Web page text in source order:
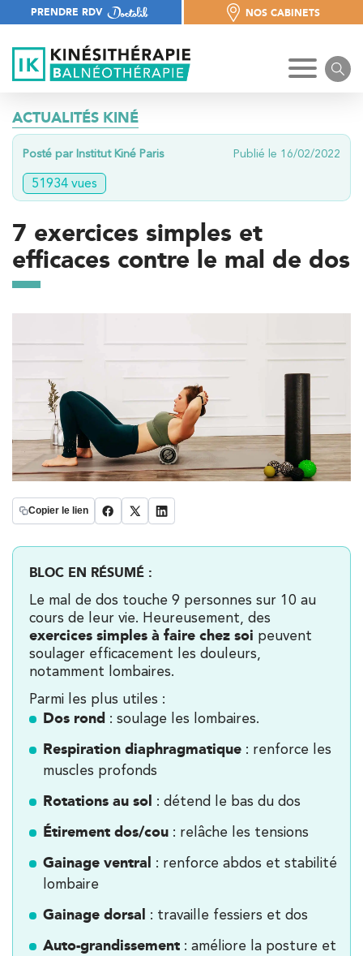
PRENDRE RDV
NOS CABINETS
NOS CABINETS
ACTUALITÉS KINÉ
Posté par Institut Kiné Paris Publié le 16/02/2022
51934 vues
7 exercices simples et
efficaces contre le mal de dos
Copier le lien
BLOC EN RÉSUMÉ :
Le mal de dos touche 9 personnes sur 10 au
cours de leur vie. Heureusement, des
exercices simples à faire chez soi peuvent
soulager efficacement les douleurs,
notamment lombaires.
Parmi les plus utiles :
Dos rond : soulage les lombaires.
Respiration diaphragmatique : renforce les
muscles profonds
Rotations au sol : détend le bas du dos
Étirement dos/cou : relâche les tensions
Gainage ventral : renforce abdos et stabilité
lombaire
Gainage dorsal : travaille fessiers et dos
Auto-grandissement : améliore la posture et